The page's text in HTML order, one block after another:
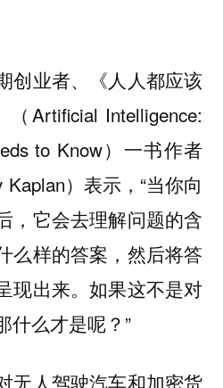
创业者、《人人都应该
Artificial Intelligence:
to Know）一书作者
）表示，“当你向
，它会去理解问题的含
么样的答案，然后将答
现出来。如果这不是对
什么才是呢？”
无人驾驶汽车和加密货